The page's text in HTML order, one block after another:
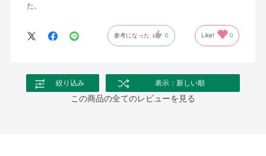
た。
参考になった 0 Like! 0
絞り込み 表示：新しい順
この商品の全てのレビューを見る